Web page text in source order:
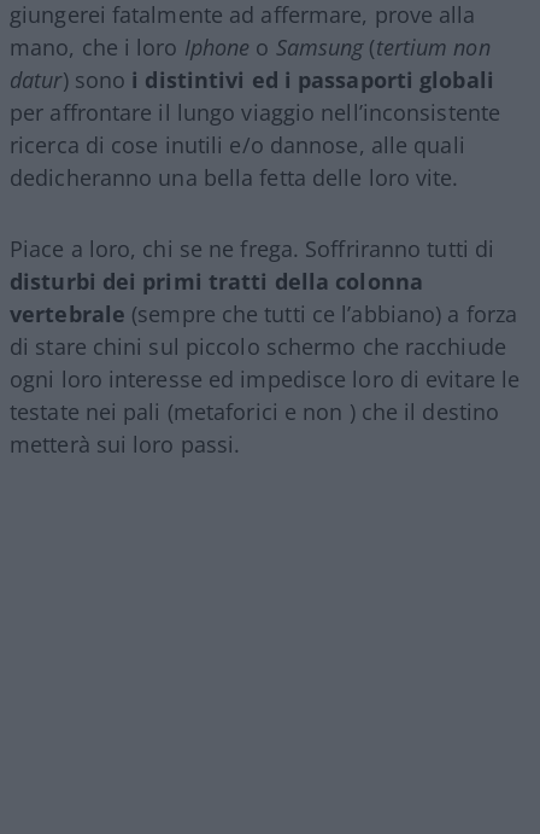
giungerei fatalmente ad affermare, prove alla
mano, che i loro Iphone o Samsung(tertium non
datur) sono i distintivi ed i passaporti globali
per affrontare il lungo viaggio nell’inconsistente
ricerca di cose inutili e/o dannose, alle quali
dedicheranno una bella fetta delle loro vite.
Piace a loro, chi se ne frega. Soffriranno tutti di
disturbi dei primi tratti della colonna
vertebrale (sempre che tutti ce l’abbiano) a forza
di stare chini sul piccolo schermo che racchiude
ogni loro interesse ed impedisce loro di evitare le
testate nei pali (metaforici e non ) che il destino
metterà sui loro passi.